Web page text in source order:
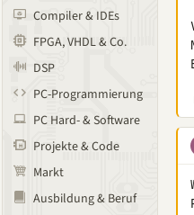
Compiler & IDEs
FPGA, VHDL & Co.
DSP
PC-Programmierung
PC Hard- & Software
Projekte & Code
Markt
Ausbildung & Beruf